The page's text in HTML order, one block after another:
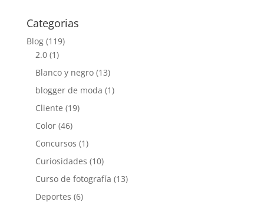
Categorias
Blog(119)
2.0(1)
Blanco y negro(13)
blogger de moda (1)
Cliente (19)
Color(46)
Concursos (1)
Curiosidades (10)
Curso de fotografía (13)
Deportes (6)